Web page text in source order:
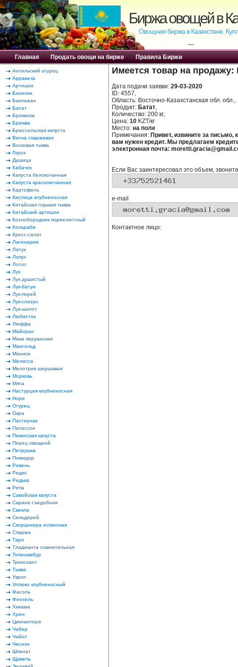
Биржа овощей в
Овощная биржа в Казахстане.
---
Главная | Продать овощи на бирже | Правила Биржи
Антильский огурец
Арракача
Артишок
Базилик
Баклажан
Батат
Брокколи
Брюква
Брюссельская капуста
Вигна спаржевая
Восковая тыква
Горох
Душица
Кабачок
Капуста белокочанная
Капуста краснокочанная
Картофель
Кислица клубненосная
Китайская горькая тыква
Китайский артишок
Козлобородник пореелистный
Кольраби
Кресс-салат
Лагенария
Латук
Лопух
Лотос
Лук
Лук душистый
Лук-батун
Лук-порей
Лук-слизун
Лук-шалот
Любисток
Люффа
Майоран
Мака перуанская
Мангольд
Маниок
Мелисса
Мелотрия шершавая
Морковь
Мята
Настурция клубненосная
Нори
Огурец
Окра
Пастернак
Патиссон
Пекинская капуста
Перец овощной
Петрушка
Помидор
Ревень
Редис
Редька
Репа
Савойская капуста
Сараха съедобная
Свекла
Сельдерей
Скорцонера испанская
Спаржа
Таро
Тладианта сомнительная
Топинамбур
Трихозант
Тыква
Укроп
Уллюко клубненосный
Фасоль
Фенхель
Хикама
Хрен
Циклантера
Чабер
Чайот
Чеснок
Шпинат
Щавель
Имеется товар на продажу:
Дата подачи заявки: 29-03-2020
ID: 4557,
Область: Восточно-Казахстанская обл. обл.,
Продукт: Батат,
Количество: 200 кг,
Цена: 10 KZT/кг
Место: на поле
Примечания: Привет, извините за письмо,
вам нужен кредит. Мы предлагаем
электронная почта:
Если Вас заинтересовал это объем,
e-mail
Контактное лицо: